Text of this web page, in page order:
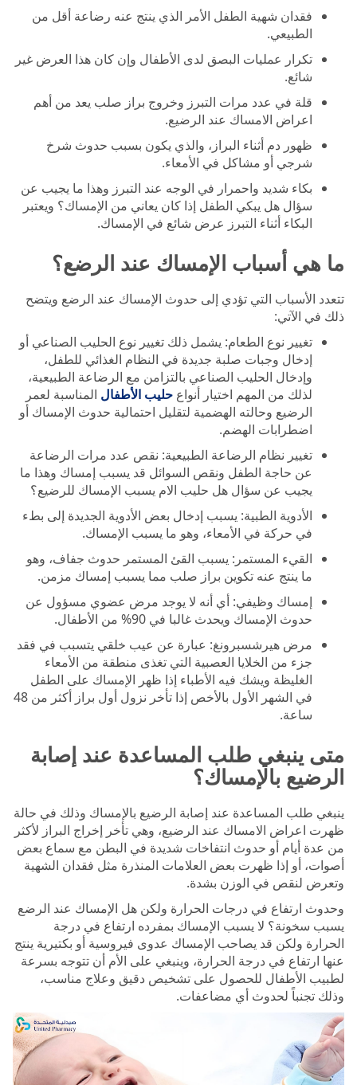
فقدان شهية الطفل الأمر الذي ينتج عنه رضاعة أقل من
الطبيعي.
تكرار عمليات البصق لدى الأطفال وإن كان هذا العرض غير
شائع.
قلة في عدد مرات التبرز وخروج براز صلب يعد من أهم
اعراض الامساك عند الرضيع.
ظهور دم أثناء البراز، والذي يكون بسبب حدوث شرخ
شرجي أو مشاكل في الأمعاء.
بكاء شديد واحمرار في الوجه عند التبرز وهذا ما يجيب عن
سؤال هل يبكي الطفل إذا كان يعاني من الإمساك؟ ويعتبر
البكاء أثناء التبرز عرض شائع في الإمساك.
ما هي أسباب الإمساك عند الرضع؟
تتعدد الأسباب التي تؤدي إلى حدوث الإمساك عند الرضع ويتضح
ذلك في الآتي:
تغيير نوع الطعام: يشمل ذلك تغيير نوع الحليب الصناعي أو
إدخال وجبات صلبة جديدة في النظام الغذائي للطفل،
وإدخال الحليب الصناعي بالتزامن مع الرضاعة الطبيعية،
لذلك من المهم اختيار أنواع حليب الأطفال المناسبة لعمر
الرضيع وحالته الهضمية لتقليل احتمالية حدوث الإمساك أو
اضطرابات الهضم.
تغيير نظام الرضاعة الطبيعية: نقص عدد مرات الرضاعة
عن حاجة الطفل ونقص السوائل قد يسبب إمساك وهذا ما
يجيب عن سؤال هل حليب الام يسبب الإمساك للرضيع؟
الأدوية الطبية: يسبب إدخال بعض الأدوية الجديدة إلى بطء
في حركة في الأمعاء، وهو ما يسبب الإمساك.
القيء المستمر: يسبب القئ المستمر حدوث جفاف، وهو
ما ينتج عنه تكوين براز صلب مما يسبب إمساك مزمن.
إمساك وظيفي: أي أنه لا يوجد مرض عضوي مسؤول عن
حدوث الإمساك ويحدث غالبا في 90% من الأطفال.
مرض هيرشسبرونغ: عبارة عن عيب خلقي يتسبب في فقد
جزء من الخلايا العصبية التي تغذى منطقة من الأمعاء
الغليظة ويشك فيه الأطباء إذا ظهر الإمساك على الطفل
في الشهر الأول بالأخص إذا تأخر نزول أول براز أكثر من 48
ساعة.
متى ينبغي طلب المساعدة عند إصابة
الرضيع بالإمساك؟
ينبغي طلب المساعدة عند إصابة الرضيع بالإمساك وذلك في حالة
ظهرت اعراض الامساك عند الرضيع، وهي تأخر إخراج البراز لأكثر
من عدة أيام أو حدوث انتفاخات شديدة في البطن مع سماع بعض
أصوات، أو إذا ظهرت بعض العلامات المنذرة مثل فقدان الشهية
وتعرض لنقص في الوزن بشدة.
وحدوث ارتفاع في درجات الحرارة ولكن هل الإمساك عند الرضع
يسبب سخونة؟ لا يسبب الإمساك بمفرده ارتفاع في درجة
الحرارة ولكن قد يصاحب الإمساك عدوى فيروسية أو بكتيرية ينتج
عنها ارتفاع في درجة الحرارة، وينبغي على الأم أن تتوجه بسرعة
لطبيب الأطفال للحصول على تشخيص دقيق وعلاج مناسب،
وذلك تجنباً لحدوث أي مضاعفات.